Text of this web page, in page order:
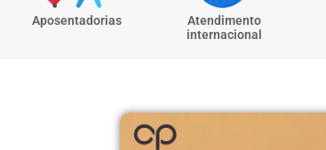
Aposentadorias
Atendimento
internacional